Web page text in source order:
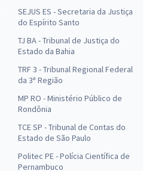
SEJUS ES - Secretaria da Justiça
do Espírito Santo
TJ BA - Tribunal de Justiça do
Estado da Bahia
TRF 3 - Tribunal Regional Federal
da 3ª Região
MP RO - Ministério Público de
Rondônia
TCE SP - Tribunal de Contas do
Estado de São Paulo
Politec PE - Polícia Científica de
Pernambuco